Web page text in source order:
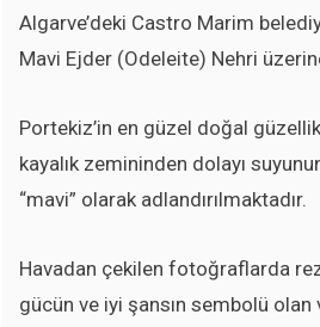
Algarve’deki Castro Marim
Mavi Ejder (Odeleite) Nehri
Portekiz’in en güzel doğal
kayalık zemininden dolayı
“mavi” olarak adlandırılmaktadır.
Havadan çekilen fotoğraflarda
gücün ve iyi şansın sembolü